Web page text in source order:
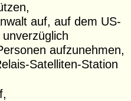
auf, auf dem US-
aufzunehmen,
Satelliten-Station